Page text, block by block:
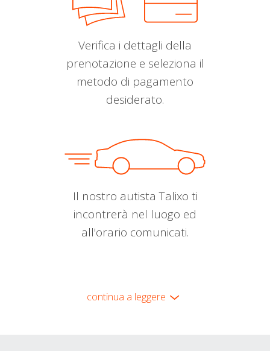
Verifica i dettagli della
prenotazione e seleziona il
metodo di pagamento
desiderato.
Il nostro autista Talixo ti
incontrerà nel luogo ed
all'orario comunicati.
continua a leggere